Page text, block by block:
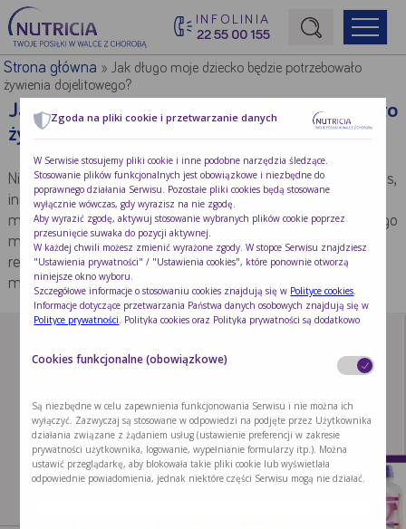
INFOLINIA
22 55 00 155
Początek treści głównej
Strona główna »Jak długo moje dziecko będzie potrzebowało
żywienia dojelitowego?
Jak długo moje dziecko będzie potrzebowało
żywienia dojelitowego?
Niektórzy potrzebują żywienia dojelitowego przez krótki okres,
inni mogą potrzebować go znacznie dłużej. Zespół opieki
medycznej omówi z Tobą Twoją sytuację i poinformuje, czego
możesz się spodziewać. Procedura żywienia będzie
regularnie sprawdzana i weryfikowana przez zespół
medyczny z poradni żywieniowej.
Zgoda na pliki cookie i przetwarzanie danych
W Serwisie stosujemy pliki cookie i inne podobne narzędzia śledzące.
Stosowanie plików funkcjonalnych jest obowiązkowe i niezbędne do
poprawnego działania Serwisu. Pozostałe pliki cookies będą stosowane
wyłącznie wówczas, gdy wyrazisz na nie zgodę.
Aby wyrazić zgodę, aktywuj stosowanie wybranych plików cookie poprzez
przesunięcie suwaka do pozycji aktywnej.
W każdej chwili możesz zmienić wyrażone zgody. W stopce Serwisu znajdziesz
"Ustawienia prywatności" / "Ustawienia cookies", które ponownie otworzą
niniejsze okno wyboru.
Szczegółowe informacje o stosowaniu cookies znajdują się w Polityce cookies
Informacje dotyczące przetwarzania Państwa danych osobowych znajdują się w
Polityce prywatności . Polityka cookies oraz Polityka prywatności są dodatkowo
Cookies funkcjonalne (obowiązkowe)
Są niezbędne w celu zapewnienia funkcjonowania Serwisu i nie można ich
wyłączyć. Zazwyczaj są stosowane w odpowiedzi na podjęte przez Użytkownika
działania związane z żądaniem usług (ustawienie preferencji w zakresie
prywatności użytkownika, logowanie, wypełnianie formularzy itp.). Można
ustawić przeglądarkę, aby blokowała takie pliki cookie lub wyświetlała
odpowiednie powiadomienia, jednak niektóre części Serwisu mogą nie działać.